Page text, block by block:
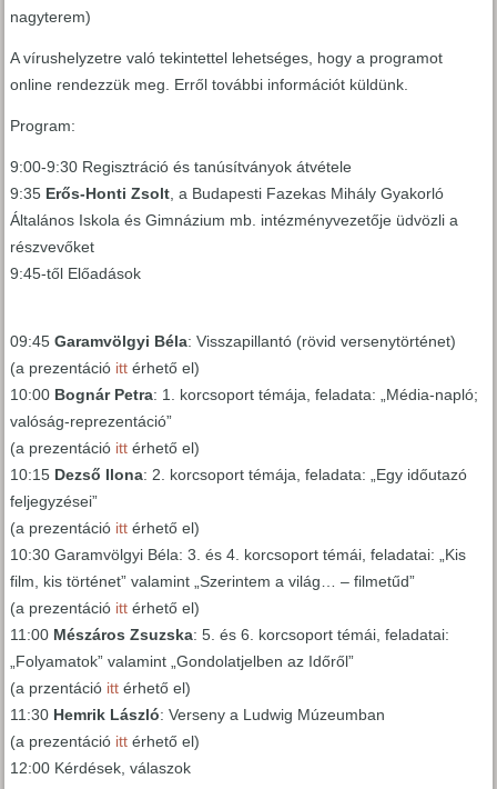
nagyterem)
A vírushelyzetre való tekintettel lehetséges, hogy a programot
online rendezzük meg. Erről további információt küldünk.
Program:
9:00-9:30 Regisztráció és tanúsítványok átvétele
9:35 Erős-Honti Zsolt , a Budapesti Fazekas Mihály Gyakorló
Általános Iskola és Gimnázium mb. intézményvezetője üdvözli a
részvevőket
9:45-től Előadások
09:45Garamvölgyi Béla: Visszapillantó (rövid versenytörténet)
(a prezentáció itt érhető el)
10:00 Bognár Petra: 1. korcsoport témája, feladata: „Média-napló;
valóság-reprezentáció”
(a prezentáció ittérhető el)
10:15 Dezső Ilona: 2. korcsoport témája, feladata: „Egy időutazó
feljegyzései”
(a prezentáció ittérhető el)
10:30 Garamvölgyi Béla: 3. és 4. korcsoport témái, feladatai: „Kis
film, kis történet” valamint „Szerintem a világ… – filmetűd”
(a prezentáció itt érhető el)
11:00 Mészáros Zsuzska: 5. és 6. korcsoport témái, feladatai:
„Folyamatok” valamint „Gondolatjelben az Időről”
(a przentáció itt érhető el)
11:30 Hemrik László: Verseny a Ludwig Múzeumban
(a prezentáció itt érhető el)
12:00 Kérdések, válaszok